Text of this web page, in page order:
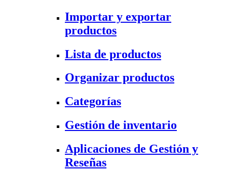
Importar y exportar
productos
Lista de productos
Organizar productos
Categorías
Gestión de inventario
Aplicaciones de Gestión y
Reseñas